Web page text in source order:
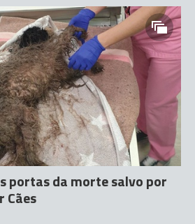
portas da morte salvo por
Cães